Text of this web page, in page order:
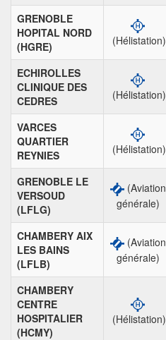
GRENOBLE
HOPITAL NORD
(HGRE)
(Hélistation)
ECHIROLLES
CLINIQUE DES
CEDRES
(Hélistation)
VARCES
QUARTIER
REYNIES
(Hélistation)
GRENOBLE LE
VERSOUD
(LFLG)
(Aviation
générale)
CHAMBERY AIX
LES BAINS
(LFLB)
(Aviation
générale)
CHAMBERY
CENTRE
HOSPITALIER
(HCMY)
(Hélistation)